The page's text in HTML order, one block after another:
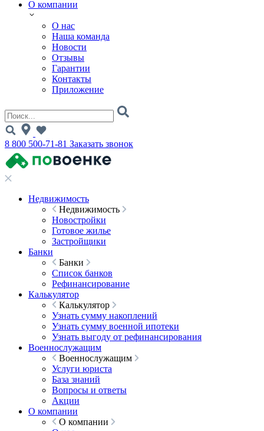
О компании
О нас
Наша команда
Новости
Отзывы
Гарантии
Контакты
Приложение
8 800 500-71-81 Заказать звонок
Недвижимость
Недвижимость
Новостройки
Готовое жилье
Застройщики
Банки
Банки
Список банков
Рефинансирование
Калькулятор
Калькулятор
Узнать сумму накоплений
Узнать сумму военной ипотеки
Узнать выгоду от рефинансирования
Военнослужащим
Военнослужащим
Услуги юриста
База знаний
Вопросы и ответы
Акции
О компании
О компании